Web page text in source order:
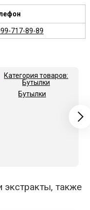
717-89-89
Бутылки
экстракты, также